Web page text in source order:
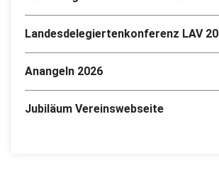
Landesdelegiertenkonferenz LAV
Anangeln 2026
Jubiläum Vereinswebseite